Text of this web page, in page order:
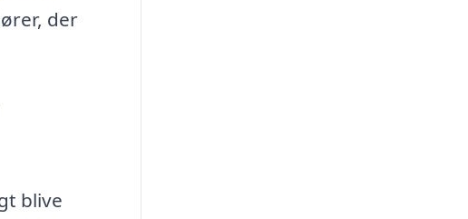
der
blive